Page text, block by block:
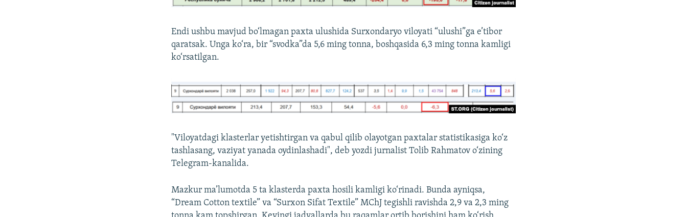
Endi ushbu mavjud bo‘lmagan paxta ulushida Surxondaryo viloyati “ulushi”ga e’tibor
qaratsak. Unga ko‘ra, bir “svodka”da 5,6 ming tonna, boshqasida 6,3 ming tonna kamligi
ko‘rsatilgan.
"Viloyatdagi klasterlar yetishtirgan va qabul qilib olayotgan paxtalar statistikasiga ko‘z
tashlasang, vaziyat yanada oydinlashadi", deb yozdi jurnalist Tolib Rahmatov o‘zining
Telegram-kanalida.
Mazkur ma’lumotda 5 ta klasterda paxta hosili kamligi ko‘rinadi. Bunda ayniqsa,
“Dream Cotton textile” va “Surxon Sifat Textile” MChJ tegishli ravishda 2,9 va 2,3 ming